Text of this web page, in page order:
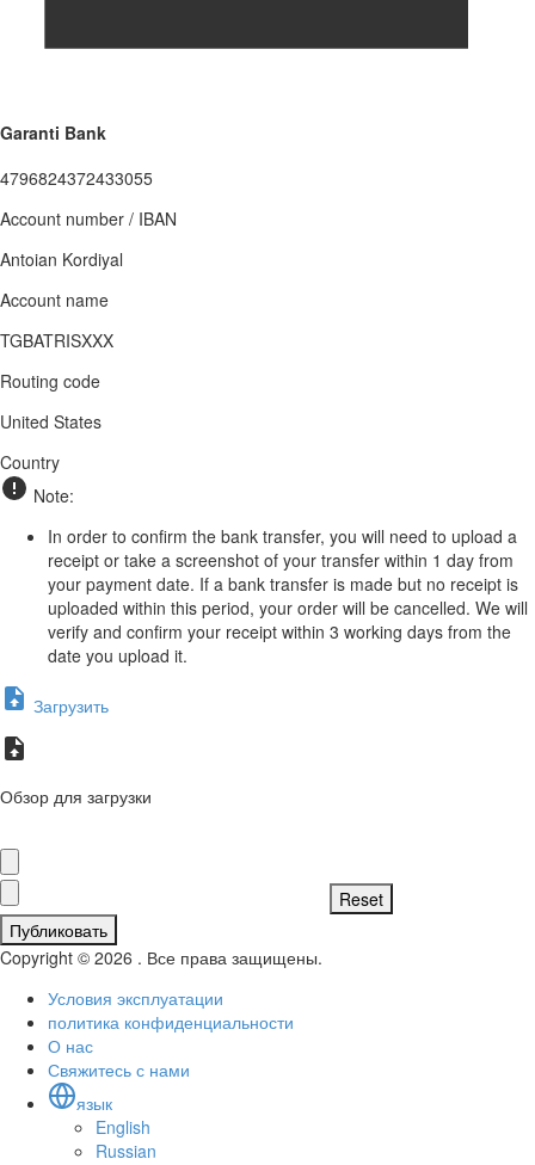
Garanti Bank
4796824372433055
Account number / IBAN
Antoian Kordiyal
Account name
TGBATRISXXX
Routing code
United States
Country
Note:
In order to confirm the bank transfer, you will need to upload a
receipt or take a screenshot of your transfer within 1 day from
your payment date. If a bank transfer is made but no receipt is
uploaded within this period, your order will be cancelled. We will
verify and confirm your receipt within 3 working days from the
date you upload it.
Загрузить
Обзор для загрузки
Публиковать
Copyright © 2026 . Все права защищены.
Условия эксплуатации
политика конфиденциальности
О нас
Свяжитесь с нами
язык
English
Russian